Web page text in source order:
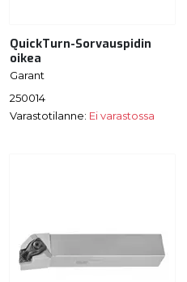
QuickTurn-Sorvauspidin
oikea
Garant
250014
Varastotilanne: Ei varastossa